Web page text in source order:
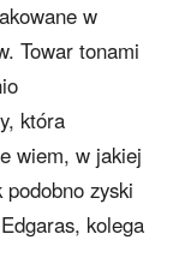
w
Towar tonami
która
wiem, w jakiej
zyski
kolega